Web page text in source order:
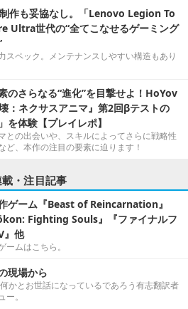
作も妥協なし。「Lenovo Legion To
Ultra世代の“全てこなせるゲーミング
スペック。メンテナンスしやすい構造もあり
のさらなる“進化”を目撃せよ！HoYov
：ネクサスアニマ』第2回βテストの
を体験【プレイレポ】
との出会いや、スキルによってさらに戦略性
ど、本作の注目の要素に迫ります！
載・注目記事
ゲーム『Beast of Reincarnation』
Fighting Souls』『ファイナルフ
』他
ームはこちら。
現場から
かとお世話になっているであろう有志翻訳者
。